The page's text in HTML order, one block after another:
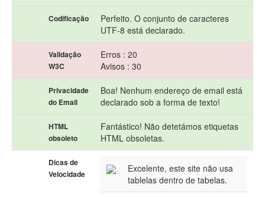
Codificação
Perfeito. O conjunto de caracteres
UTF-8 está declarado.
Validação
W3C
Erros : 20
Avisos : 30
Privacidade
do Email
Boa! Nenhum endereço de email está
declarado sob a forma de texto!
HTML
obsoleto
Fantástico! Não detetámos etiquetas
HTML obsoletas.
Dicas de
Velocidade
Excelente, este site não usa
tablelas dentro de tabelas.